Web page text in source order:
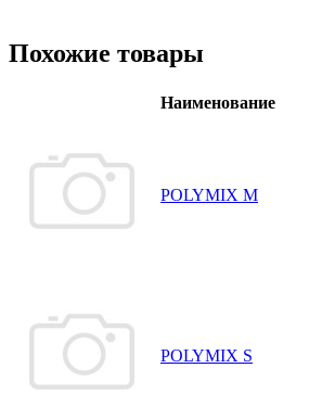
Похожие товары
Наименование
POLYMIX M
POLYMIX S